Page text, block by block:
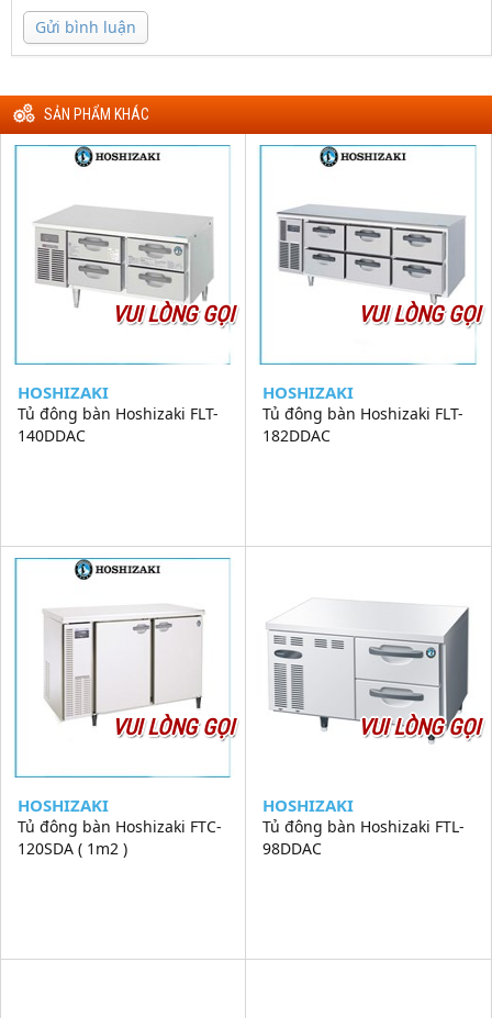
Gửi bình luận
SẢN PHẨM KHÁC
VUI LÒNG GỌI
HOSHIZAKI
Tủ đông bàn Hoshizaki FLT-
140DDAC
VUI LÒNG GỌI
HOSHIZAKI
Tủ đông bàn Hoshizaki FLT-
182DDAC
VUI LÒNG GỌI
HOSHIZAKI
Tủ đông bàn Hoshizaki FTC-
120SDA ( 1m2 )
VUI LÒNG GỌI
HOSHIZAKI
Tủ đông bàn Hoshizaki FTL-
98DDAC